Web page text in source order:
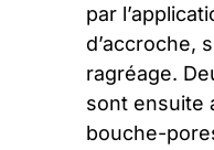
par
d’accroche,
ragréage.
sont ensuite
bouche-